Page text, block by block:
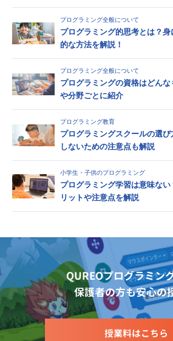
プログラミング全般について
プログラミング的思考とは？
的な方法を解説！
プログラミング全般について
プログラミングの資格はどん
や分野ごとに紹介
プログラミング教育
プログラミングスクールの選
しないための注意点も解説
小学生・子供のプログラミング
プログラミング学習は意味な
リットや注意点を解説
QUREOプログラミン
保護者の方も安心の
授業料はこちら